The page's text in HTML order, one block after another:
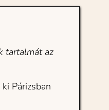
tartalmát az
Párizsban